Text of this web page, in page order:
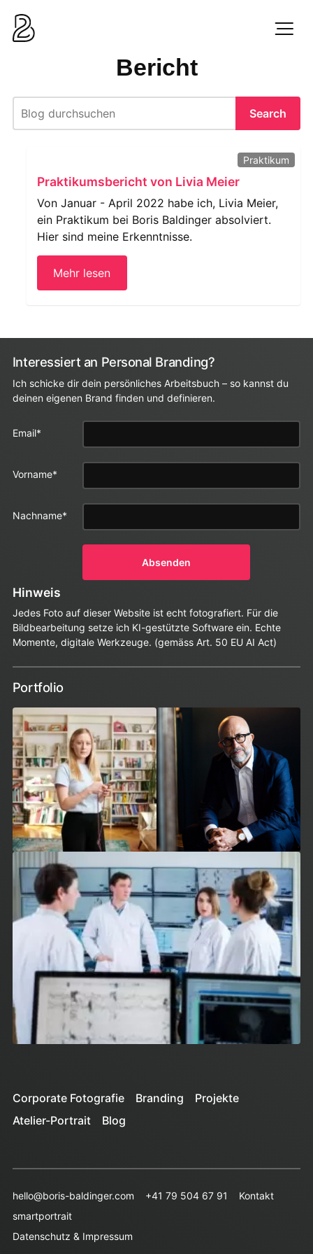
Inhalt
springen
Bericht
Search
Praktikumsbericht von Livia Meier
Praktikum
Von Januar - April 2022 habe ich, Livia Meier,
ein Praktikum bei Boris Baldinger absolviert.
Hier sind meine Erkenntnisse.
Mehr lesen
Interessiert an Personal Branding?
Ich schicke dir dein persönliches Arbeitsbuch – so kannst du
deinen eigenen Brand finden und definieren.
X/Twitter
Dieses Feld
und sollte
Email*
Vorname*
Nachname*
Absenden
Hinweis
Jedes Foto auf dieser Website ist echt fotografiert. Für die
Bildbearbeitung setze ich KI-gestützte Software ein. Echte
Momente, digitale Werkzeuge. (gemäss Art. 50 EU AI Act)
Portfolio
Corporate Fotografie Branding
Projekte
Atelier-Portrait
Blog
hello@boris-baldinger.com +41 79 504 67 91
Kontakt
smartportrait
Datenschutz & Impressum